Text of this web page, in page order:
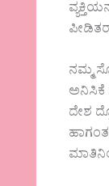
ನಮ್ಮ
ಅನಿಸಿಕೆ
ದೇಶ